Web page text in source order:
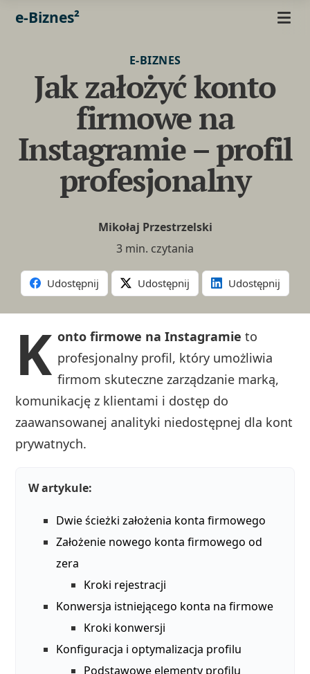
e-Biznes²
E-BIZNES
Jak założyć konto
firmowe na
Instagramie – profil
profesjonalny
Mikołaj Przestrzelski
3 min. czytania
Udostępnij Udostępnij Udostępnij
K onto firmowe na Instagramie to
profesjonalny profil, który umożliwia
firmom skuteczne zarządzanie marką,
komunikację z klientami i dostęp do
zaawansowanej analityki niedostępnej dla kont
prywatnych.
W artykule:
Dwie ścieżki założenia konta firmowego
Założenie nowego konta firmowego od
zera
Kroki rejestracji
Konwersja istniejącego konta na firmowe
Kroki konwersji
Konfiguracja i optymalizacja profilu
Podstawowe elementy profilu